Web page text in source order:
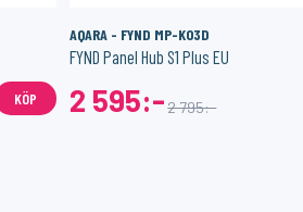
KÖP
AQARA - FYND MP-K03D
FYND Panel Hub S1 Plus EU
2 595:-2 795:-